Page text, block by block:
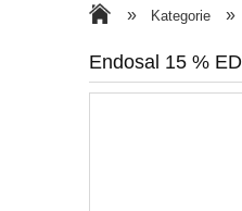
» Kategorie »
Endosal 15 %